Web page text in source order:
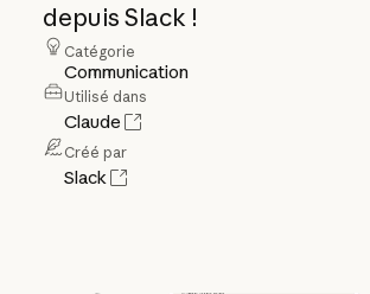
depuis Slack !
Catégorie
Communication
Utilisé dans
Claude
Créé par
Slack